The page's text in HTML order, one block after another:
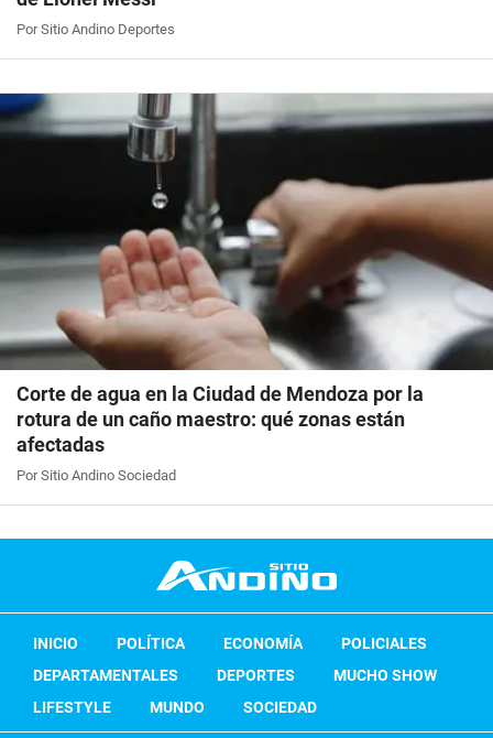
Por Sitio Andino Deportes
Corte de agua en la Ciudad de Mendoza por la
rotura de un caño maestro: qué zonas están
afectadas
Por Sitio Andino Sociedad
INICIO POLÍTICA ECONOMÍA
POLICIALES
DEPARTAMENTALES
DEPORTES
MUCHO SHOW
LIFESTYLE
MUNDO SOCIEDAD